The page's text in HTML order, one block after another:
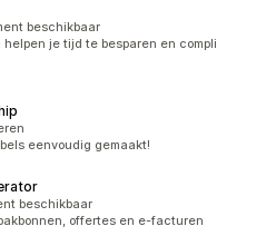
beschikbaar
je tijd te besparen en compli
eenvoudig gemaakt!
beschikbaar
offertes en e-facturen